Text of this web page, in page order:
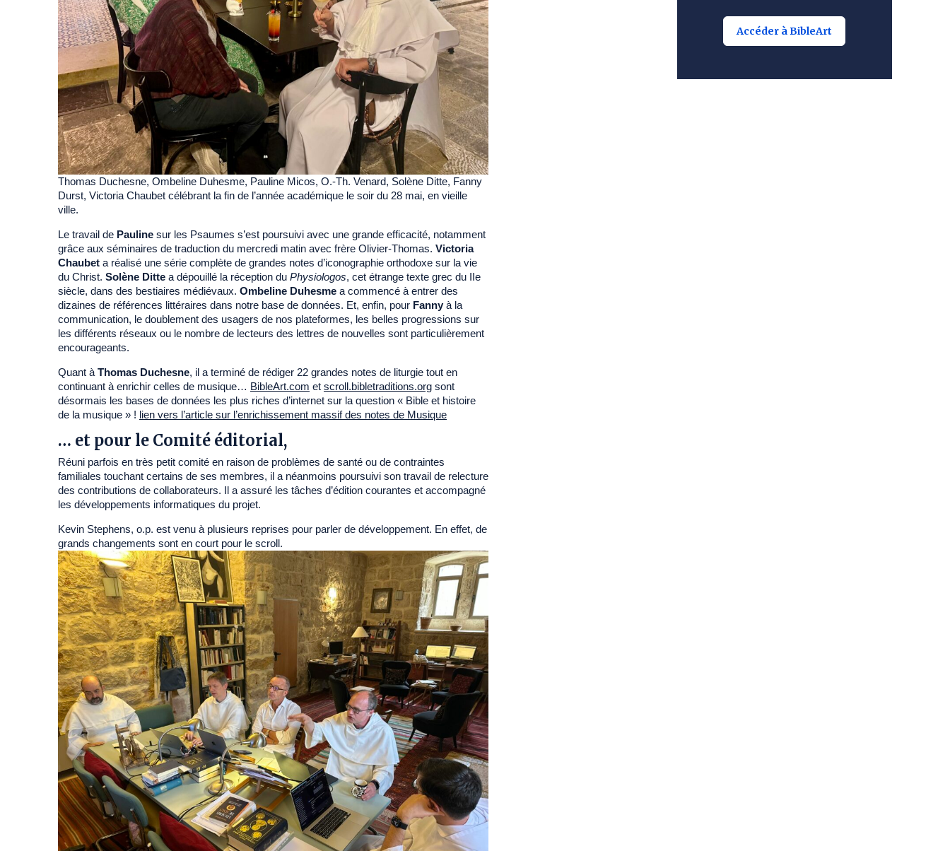
Thomas Duchesne, Ombeline Duhesme, Pauline Micos, O.-Th. Venard, Solène Ditte, Fanny
Durst, Victoria Chaubet célébrant la fin de l’année académique le soir du 28 mai, en vieille
ville.
Le travail de Pauline sur les Psaumes s’est poursuivi avec une grande efficacité, notamment
grâce aux séminaires de traduction du mercredi matin avec frère Olivier-Thomas. Victoria
Chaubet a réalisé une série complète de grandes notes d’iconographie orthodoxe sur la vie
du Christ. Solène Ditte a dépouillé la réception du Physiologos, cet étrange texte grec du IIe
siècle, dans des bestiaires médiévaux. Ombeline Duhesme a commencé à entrer des
dizaines de références littéraires dans notre base de données. Et, enfin, pour Fanny à la
communication, le doublement des usagers de nos plateformes, les belles progressions sur
les différents réseaux ou le nombre de lecteurs des lettres de nouvelles sont particulièrement
encourageants.
Quant à Thomas Duchesne, il a terminé de rédiger 22 grandes notes de liturgie tout en
continuant à enrichir celles de musique… BibleArt.com et scroll.bibletraditions.org sont
désormais les bases de données les plus riches d’internet sur la question « Bible et histoire
de la musique » ! lien vers l’article sur l’enrichissement massif des notes de Musique
… et pour le Comité éditorial,
Réuni parfois en très petit comité en raison de problèmes de santé ou de contraintes
familiales touchant certains de ses membres, il a néanmoins poursuivi son travail de relecture
des contributions de collaborateurs. Il a assuré les tâches d’édition courantes et accompagné
les développements informatiques du projet.
Kevin Stephens, o.p. est venu à plusieurs reprises pour parler de développement. En effet, de
grands changements sont en court pour le scroll.
Accéder à BibleArt